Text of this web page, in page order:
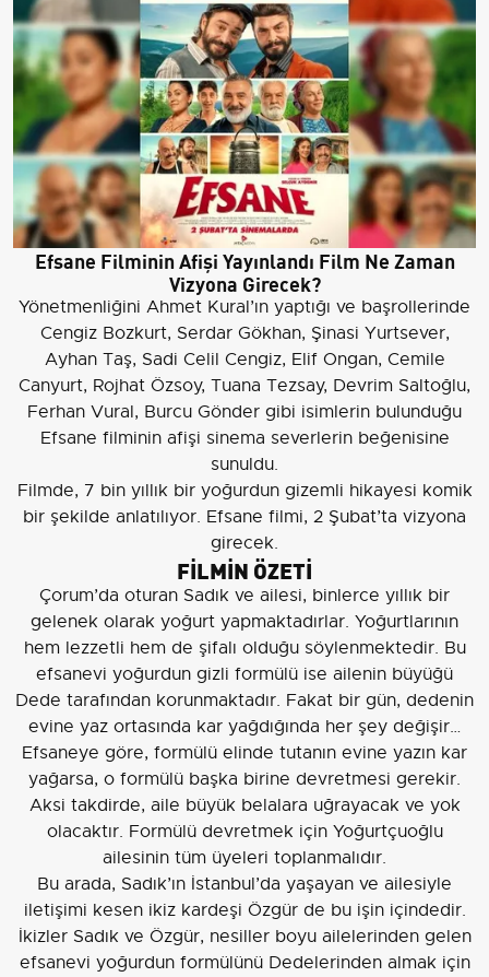
Efsane Filminin Afişi Yayınlandı Film Ne Zaman
Vizyona Girecek?
Yönetmenliğini Ahmet Kural’ın yaptığı ve başrollerinde
Cengiz Bozkurt, Serdar Gökhan, Şinasi Yurtsever,
Ayhan Taş, Sadi Celil Cengiz, Elif Ongan, Cemile
Canyurt, Rojhat Özsoy, Tuana Tezsay, Devrim Saltoğlu,
Ferhan Vural, Burcu Gönder gibi isimlerin bulunduğu
Efsane filminin afişi sinema severlerin beğenisine
sunuldu.
Filmde, 7 bin yıllık bir yoğurdun gizemli hikayesi komik
bir şekilde anlatılıyor. Efsane filmi, 2 Şubat’ta vizyona
girecek.
FİLMİN ÖZETİ
Çorum’da oturan Sadık ve ailesi, binlerce yıllık bir
gelenek olarak yoğurt yapmaktadırlar. Yoğurtlarının
hem lezzetli hem de şifalı olduğu söylenmektedir. Bu
efsanevi yoğurdun gizli formülü ise ailenin büyüğü
Dede tarafından korunmaktadır. Fakat bir gün, dedenin
evine yaz ortasında kar yağdığında her şey değişir…
Efsaneye göre, formülü elinde tutanın evine yazın kar
yağarsa, o formülü başka birine devretmesi gerekir.
Aksi takdirde, aile büyük belalara uğrayacak ve yok
olacaktır. Formülü devretmek için Yoğurtçuoğlu
ailesinin tüm üyeleri toplanmalıdır.
Bu arada, Sadık’ın İstanbul’da yaşayan ve ailesiyle
iletişimi kesen ikiz kardeşi Özgür de bu işin içindedir.
İkizler Sadık ve Özgür, nesiller boyu ailelerinden gelen
efsanevi yoğurdun formülünü Dedelerinden almak için